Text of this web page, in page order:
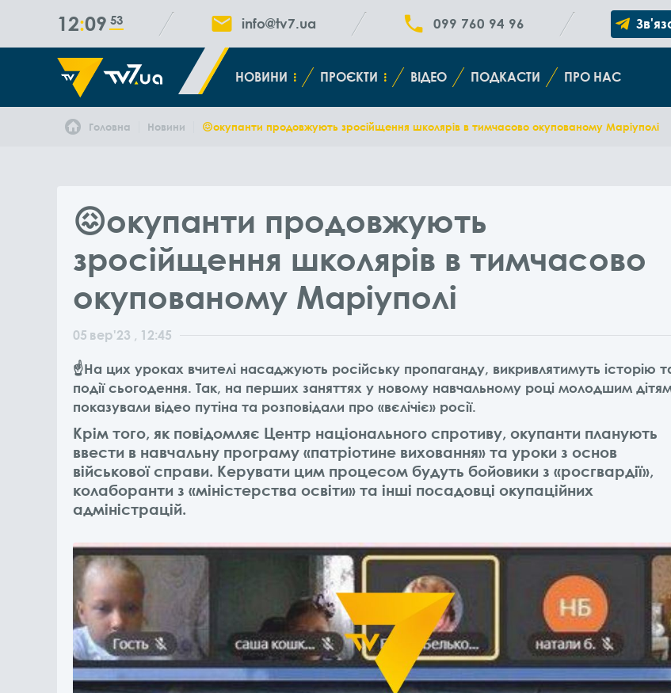
12 09 53 info@tv7.ua 099 760 94 96
НОВИНИ ПРОЄКТИ ВІДЕО ПОДКАСТИ ПРО НАС
Головна Новини 😖окупанти продовжують зросійщення школярів в тимчасово окупованому Маріуполі
😖окупанти продовжують
зросійщення школярів в тимчасово
окупованому Маріуполі
05 вер'23 , 12:45
☝️На цих уроках вчителі насаджують російську пропаганду, викривлятимуть історію
події сьогодення. Так, на перших заняттях у новому навчальному році молодшим
показували відео путіна та розповідали про «вєлічіє» росії.
Крім того, як повідомляє Центр національного спротиву, окупанти планують
ввести в навчальну програму «патріотине виховання» та уроки з основ
військової справи. Керувати цим процесом будуть бойовики з «росгвардії»,
колаборанти з «міністерства освіти» та інші посадовці окупаційних
адміністрацій.